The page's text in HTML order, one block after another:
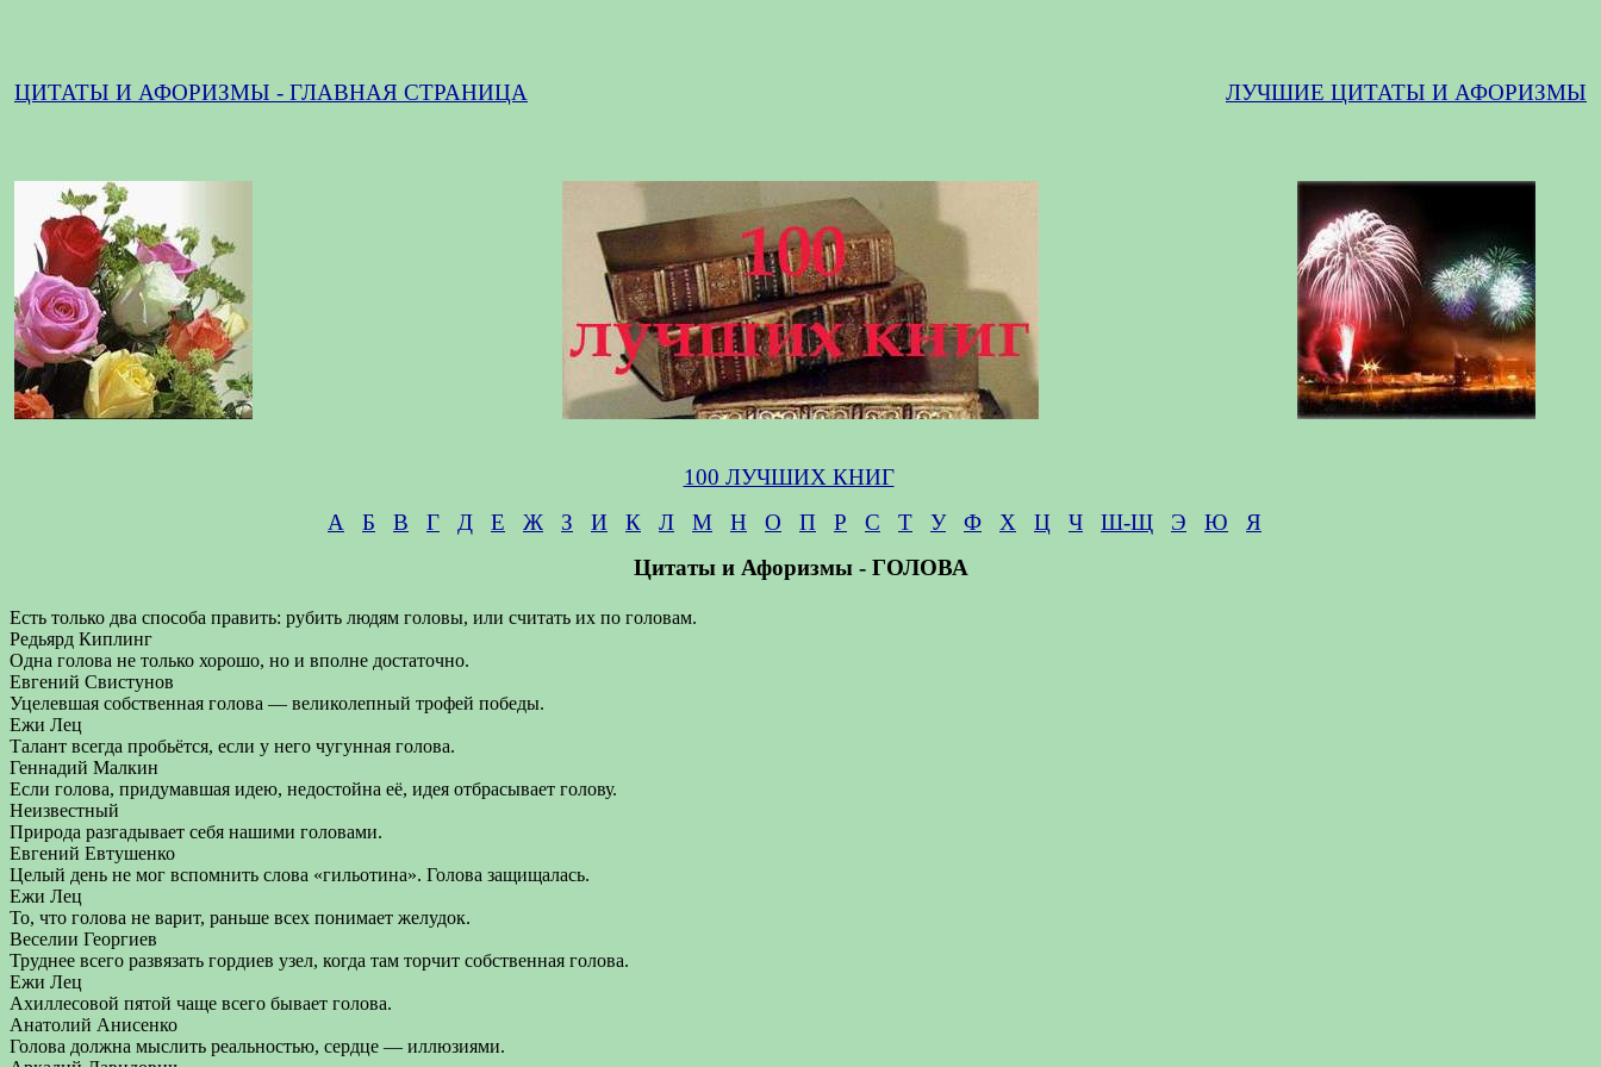
ЦИТАТЫ И АФОРИЗМЫ - ГЛАВНАЯ СТРАНИЦА ЛУЧШИЕ ЦИТАТЫ И АФОРИЗМЫ
100 ЛУЧШИХ КНИГ
А
Б В Г Д Е Ж З И К Л М Н О П Р С Т У Ф Х Ц Ч Ш-Щ Э Ю
Я
Цитаты и Афоризмы - ГОЛОВА
Есть только два способа править: рубить людям головы, или считать их по головам.
Редьярд Киплинг
Одна голова не только хорошо, но и вполне достаточно.
Евгений Свистунов
Уцелевшая собственная голова — великолепный трофей победы.
Ежи Лец
Талант всегда пробьётся, если у него чугунная голова.
Геннадий Малкин
Если голова, придумавшая идею, недостойна её, идея отбрасывает голову.
Неизвестный
Природа разгадывает себя нашими головами.
Евгений Евтушенко
Целый день не мог вспомнить слова «гильотина». Голова защищалась.
Ежи Лец
То, что голова не варит, раньше всех понимает желудок.
Веселии Георгиев
Труднее всего развязать гордиев узел, когда там торчит собственная голова.
Ежи Лец
Ахиллесовой пятой чаще всего бывает голова.
Анатолий Анисенко
Голова должна мыслить реальностью, сердце — иллюзиями.